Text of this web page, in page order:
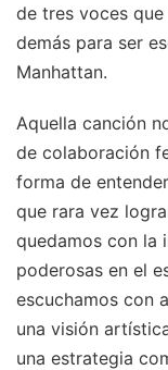
de tres voces
demás para ser
Manhattan.
Aquella canción
de colaboración
forma de
que rara vez
quedamos con la
poderosas en el
escuchamos con
una visión
una estrategia